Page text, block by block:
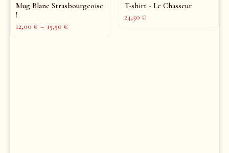
Mug Blanc Strasbourgeoise
!
12,00 € – 15,50 €
T-shirt - Le Chasseur
24,50 €